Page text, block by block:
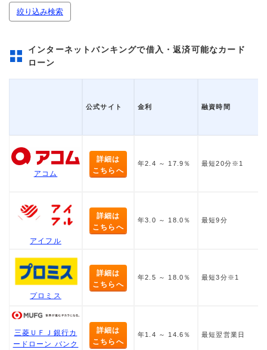
絞り込み検索
インターネットバンキングで借入・返済可能なカード
ローン
公式サイト 金利 融資時間
アコム
詳細は
こちらへ
年2.4 ～ 17.9％ 最短20分※1
アイフル
詳細は
こちらへ
年3.0 ～ 18.0％ 最短9分
プロミス
詳細は
こちらへ
年2.5 ～ 18.0％ 最短3分※1
三菱ＵＦＪ銀行カ
ードローン バンク
詳細は
こちらへ
年1.4 ～ 14.6％ 最短翌営業日